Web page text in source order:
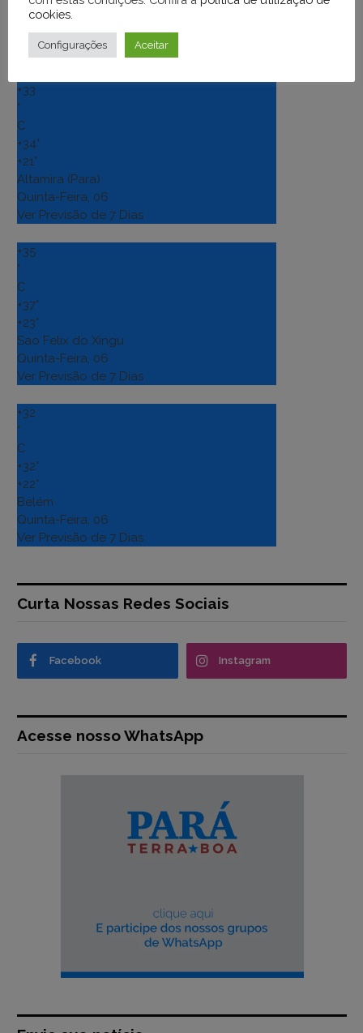
Previsão do tempo
+33
°
C
+34°
+21°
Altamira (Para)
Quinta-Feira, 06
Ver Previsão de 7 Dias
+35
°
C
+37°
+23°
Sao Felix do Xingu
Quinta-Feira, 06
Ver Previsão de 7 Dias
+32
°
C
+32°
+22°
Belém
Quinta-Feira, 06
Ver Previsão de 7 Dias
Curta Nossas Redes Sociais
Facebook Instagram
Acesse nosso WhatsApp
cookies
Configurações Aceitar